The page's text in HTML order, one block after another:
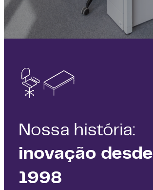
Nossa história:
inovação desde
1998